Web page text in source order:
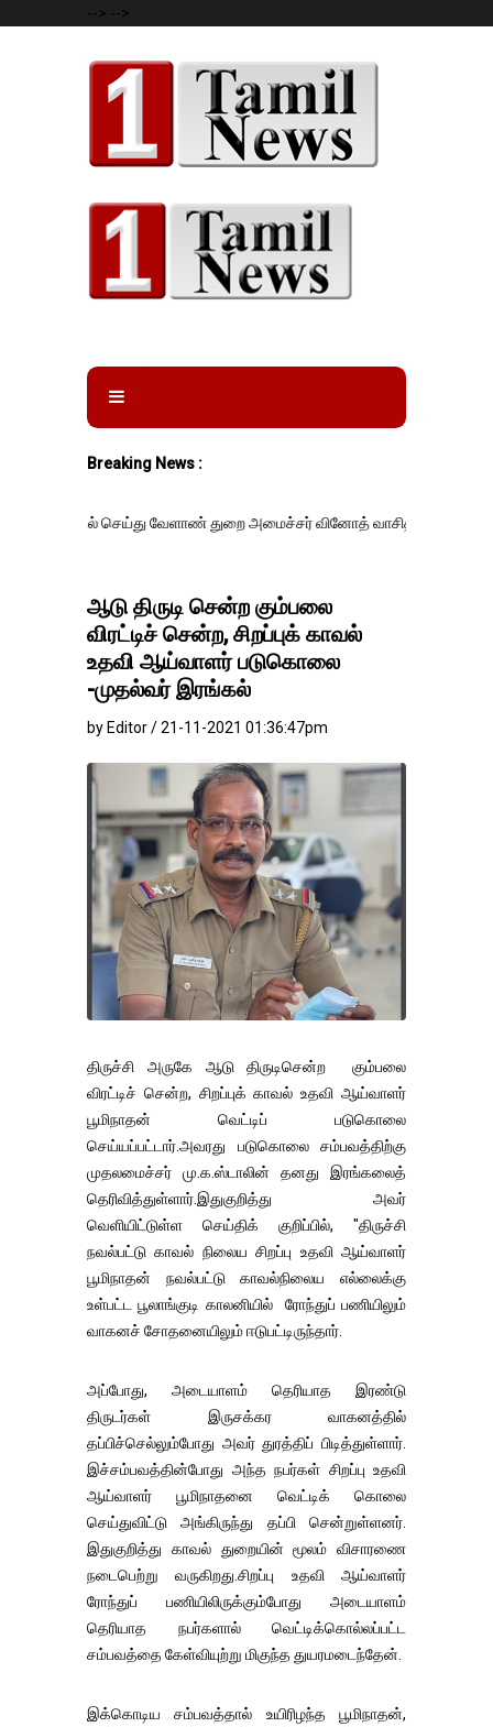
--> -->
Breaking News :
செய்து வேளாண் துறை அமைச்சர் வினோத் வாசித்து வருகிறார். �.
ஆடு திருடி சென்ற கும்பலை
விரட்டிச் சென்ற, சிறப்புக் காவல்
உதவி ஆய்வாளர் படுகொலை
-முதல்வர் இரங்கல்
by Editor / 21-11-2021 01:36:47pm
திருச்சி அருகே ஆடு திருடிசென்ற கும்பலை
விரட்டிச் சென்ற, சிறப்புக் காவல் உதவி ஆய்வாளர்
பூமிநாதன் வெட்டிப் படுகொலை
செய்யப்பட்டார்.அவரது படுகொலை சம்பவத்திற்கு
முதலமைச்சர் மு.க.ஸ்டாலின் தனது இரங்கலைத்
தெரிவித்துள்ளார்.இதுகுறித்து அவர்
வெளியிட்டுள்ள செய்திக் குறிப்பில், "திருச்சி
நவல்பட்டு காவல் நிலைய சிறப்பு உதவி ஆய்வாளர்
பூமிநாதன் நவல்பட்டு காவல்நிலைய எல்லைக்கு
உள்பட்ட பூலாங்குடி காலனியில் ரோந்துப் பணியிலும்
வாகனச் சோதனையிலும் ஈடுபட்டிருந்தார்.
அப்போது, அடையாளம் தெரியாத இரண்டு
திருடர்கள் இருசக்கர வாகனத்தில்
தப்பிச்செல்லும்போது அவர் துரத்திப் பிடித்துள்ளார்.
இச்சம்பவத்தின்போது அந்த நபர்கள் சிறப்பு உதவி
ஆய்வாளர் பூமிநாதனை வெட்டிக் கொலை
செய்துவிட்டு அங்கிருந்து தப்பி சென்றுள்ளனர்.
இதுகுறித்து காவல் துறையின் மூலம் விசாரணை
நடைபெற்று வருகிறது.சிறப்பு உதவி ஆய்வாளர்
ரோந்துப் பணியிலிருக்கும்போது அடையாளம்
தெரியாத நபர்களால் வெட்டிக்கொல்லப்பட்ட
சம்பவத்தை கேள்வியுற்று மிகுந்த துயரமடைந்தேன்.
இக்கொடிய சம்பவத்தால் உயிரிழந்த பூமிநாதன்,